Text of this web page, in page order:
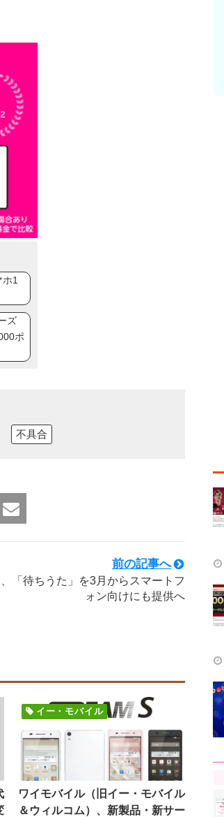
1
ズ
ポ
不具合
前の記事へ
「待ちうた」を3月からスマートフ
ォン向けにも提供へ
イー・モバイル
ワイモバイル（旧イー・モバイル
＆ウィルコム）、新製品・新サー